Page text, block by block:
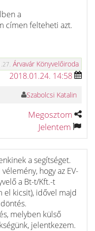
a
címen felteheti azt.
Árvavár Könyvelőiroda
2018.01.24. 14:58
Szabolcsi Katalin
Megosztom
Jelentem
a segítséget.
hogy az EV-
a Bt-t/Kft.-t
el kicsit), idővel majd
melyben külső
jelentkezem.